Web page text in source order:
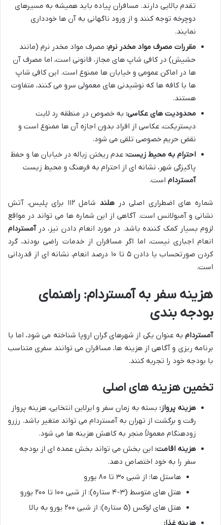
تقدم بالایی دارند. مسافران پیاده باید همیشه به مسیرهای
دوچرخه توجه کنند و از ورود ناگهانی به آن ها خودداری
نمایند.
مقررات مصرف مواد مخدر نرم: مصرف مواد مخدر نرم (مانند
حشیش) در کافی شاپ های مجاز، قانونی است، اما مصرف آن
ها در اماکن عمومی و خیابان ها ممنوع است. این کافی شاپ
ها با کافه ها که نوشیدنی های معمولی سرو می کنند، متفاوت
هستند.
محدودیت های عکاسی: به خصوص در منطقه رد لایت
دیستریکت، عکاسی از افراد بدون اجازه آن ها ممنوع است و
نقض حریم خصوصی تلقی می شود.
احترام به محیط زیست: عدم ریختن زباله در خیابان ها و حفظ
پاکیزگی شهر، نشانه ای از احترام به فرهنگ و محیط زیست
آمستردام است.
شماره های اضطراری اصلی در هلند
شامل ۱۱۲ برای پلیس، آتش
نشانی و آمبولانس است. آگاهی از این شماره ها می تواند در مواقع
لزوم بسیار کمک کننده باشد. در مورد انعام دادن نیز، درآمستردام
انعام اجباری نیست، اما اگر مسافران از خدمات راضی بودند، گرد
کردن صورتحساب یا دادن ۵ تا ۱۰ درصد انعام، نشانه ای از قدردانی
است.
هزینه سفر به آمستردام: راهنمای
بودجه بندی
آمستردام به عنوان یکی از شهرهای گران اروپا شناخته می شود، اما با
برنامه ریزی و آگاهی از هزینه ها، مسافران می توانند سفری متناسب
با بودجه خود را تجربه کنند.
تخمین هزینه های اصلی
هزینه پرواز: بسته به زمان سفر و ایرلاین انتخابی، هزینه پرواز
رفت و برگشت از تهران به آمستردام می تواند متغیر باشد. رزرو
زودهنگام معمولاً منجر به کاهش هزینه ها می شود.
هزینه اقامت: این بخش می تواند بخش عمده ای از بودجه
سفر را به خود اختصاص دهد.
هاستل ها: از شبی ۳۰ تا ۸۰ یورو
هتل های متوسط (۳-۴ ستاره): از شبی ۱۰۰ تا ۲۰۰ یورو
هتل های لوکس (۵ ستاره): از شبی ۲۰۰ یورو به بالا
هزینه غذا: